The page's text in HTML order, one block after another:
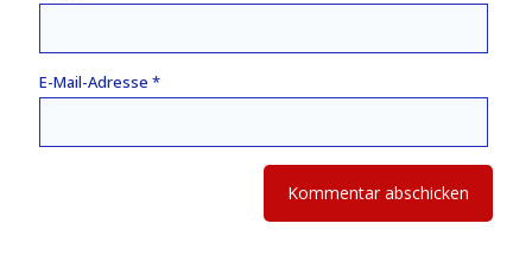
E-Mail-Adresse *